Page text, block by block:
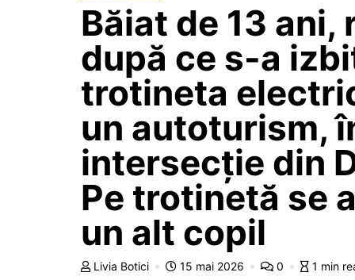
Băiat de 13 ani,
după ce s-a
trotineta
un autoturism,
intersecție din
Pe trotinetă se
un alt copil
Livia Botici 15 mai 2026 0 1 min